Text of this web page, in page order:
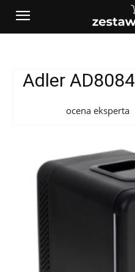
Adler AD8084
ocena eksperta